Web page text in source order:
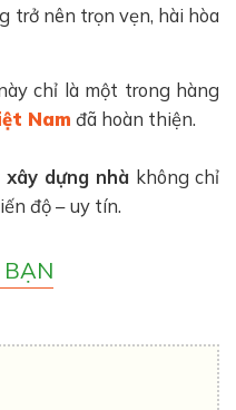
trở nên trọn vẹn, hài hòa
chỉ là một trong hàng
Nam đã hoàn thiện.
xây dựng nhà không chỉ
độ – uy tín.